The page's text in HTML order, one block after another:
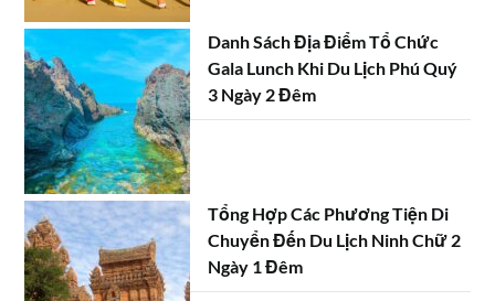
Danh Sách Địa Điểm Tổ Chức
Gala Lunch Khi Du Lịch Phú Quý
3 Ngày 2 Đêm
Tổng Hợp Các Phương Tiện Di
Chuyển Đến Du Lịch Ninh Chữ 2
Ngày 1 Đêm